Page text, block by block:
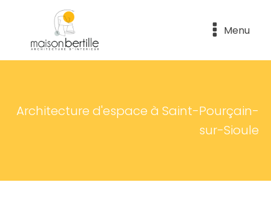
Menu
Architecture d'espace à Saint-Pourçain-
sur-Sioule